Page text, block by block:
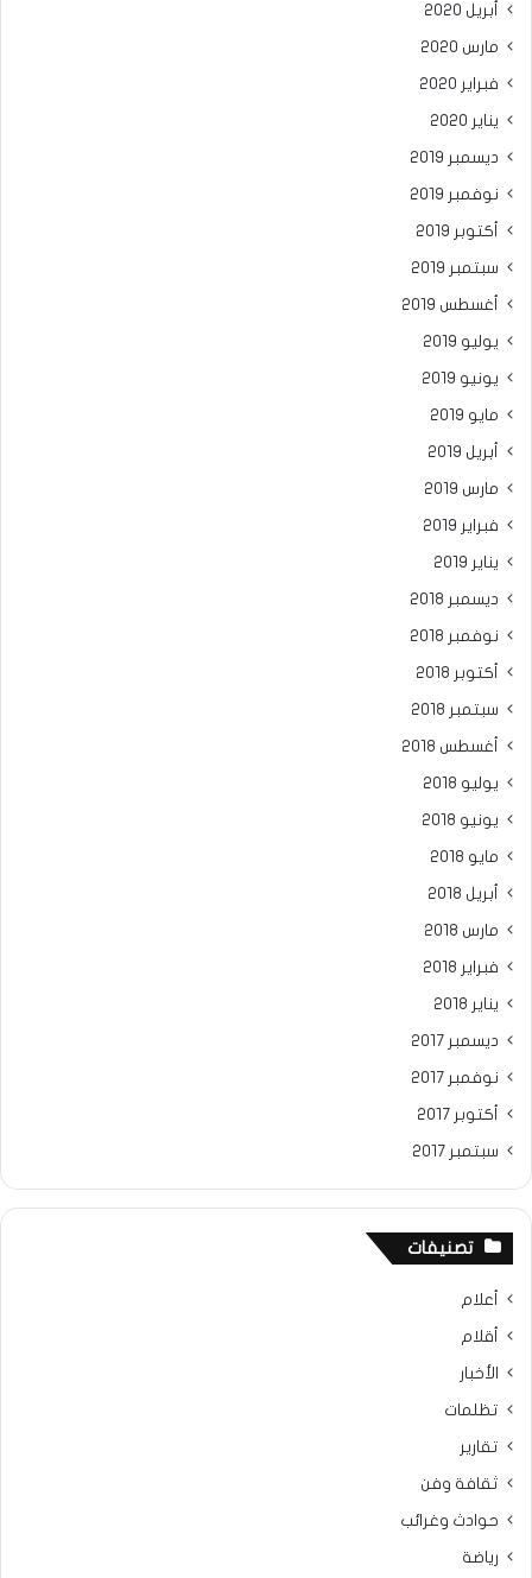
أبريل 2020
مارس 2020
فبراير 2020
يناير 2020
ديسمبر 2019
نوفمبر 2019
أكتوبر 2019
سبتمبر 2019
أغسطس 2019
يوليو 2019
يونيو 2019
مايو 2019
أبريل 2019
مارس 2019
فبراير 2019
يناير 2019
ديسمبر 2018
نوفمبر 2018
أكتوبر 2018
سبتمبر 2018
أغسطس 2018
يوليو 2018
يونيو 2018
مايو 2018
أبريل 2018
مارس 2018
فبراير 2018
يناير 2018
ديسمبر 2017
نوفمبر 2017
أكتوبر 2017
سبتمبر 2017
تصنيفات
أعلام
أقلام
الأخبار
تظلمات
تقارير
ثقافة وفن
حوادث وغرائب
رياضة